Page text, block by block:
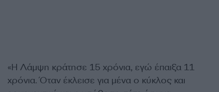
«Η Λάμψη κράτησε 15 χρόνια, εγώ έπαιξα 11
χρόνια. Όταν έκλεισε για μένα ο κύκλος και